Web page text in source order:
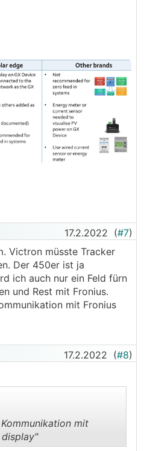
17.2.2022 (#7)
Victron müsste Tracker
Der 450er ist ja
ich auch nur ein Feld fürn
und Rest mit Fronius.
mit Fronius
17.2.2022 (#8)
mit